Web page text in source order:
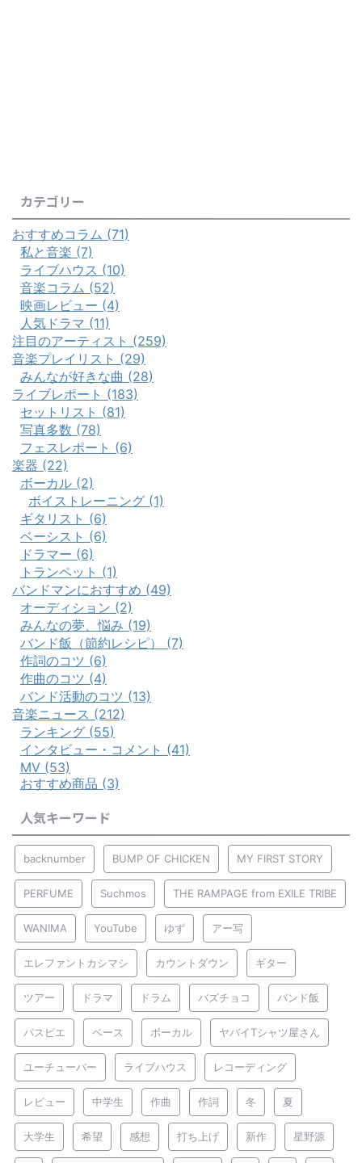
カテゴリー
おすすめコラム (71)
私と音楽 (7)
ライブハウス (10)
音楽コラム (52)
映画レビュー (4)
人気ドラマ (11)
注目のアーティスト (259)
音楽プレイリスト (29)
みんなが好きな曲 (28)
ライブレポート (183)
セットリスト (81)
写真多数 (78)
フェスレポート (6)
楽器 (22)
ボーカル (2)
ボイストレーニング (1)
ギタリスト (6)
ベーシスト (6)
ドラマー (6)
トランペット (1)
バンドマンにおすすめ (49)
オーディション (2)
みんなの夢、悩み (19)
バンド飯（節約レシピ） (7)
作詞のコツ (6)
作曲のコツ (4)
バンド活動のコツ (13)
音楽ニュース (212)
ランキング (55)
インタビュー・コメント (41)
MV (53)
おすすめ商品 (3)
人気キーワード
backnumber BUMP OF CHICKEN MY FIRST STORY
PERFUME Suchmos THE RAMPAGE from EXILE TRIBE
WANIMA YouTube ゆず アー写
エレファントカシマシ カウントダウン ギター
ツアー ドラマ ドラム バズチョコ バンド飯
パスピエ ベース ボーカル ヤバイTシャツ屋さん
ユーチューバー ライブハウス レコーディング
レビュー 中学生 作曲 作詞 冬 夏
大学生 希望 感想 打ち上げ 新作 星野源